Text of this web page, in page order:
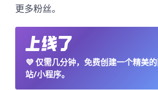
更多粉丝。
💜仅需几分钟，免费创建一个精美
站/小程序。